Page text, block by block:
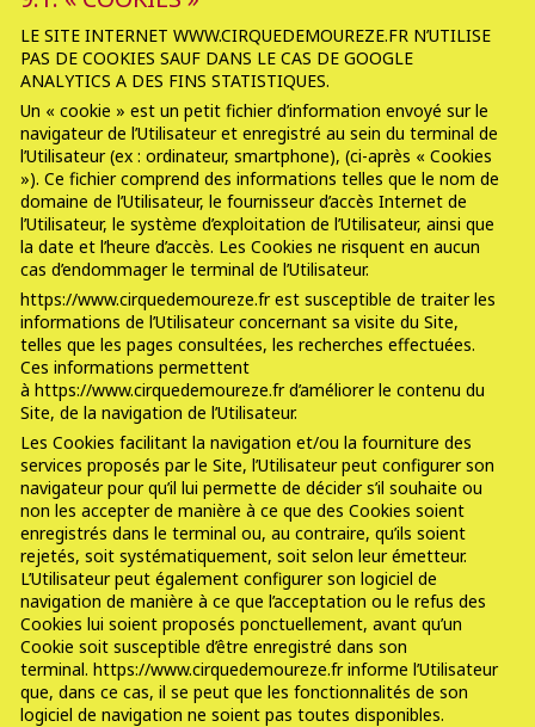
LE SITE INTERNET WWW.CIRQUEDEMOUREZE.FR N’UTILISE
PAS DE COOKIES SAUF DANS LE CAS DE GOOGLE
ANALYTICS A DES FINS STATISTIQUES.
Un « cookie » est un petit fichier d’information envoyé sur le
navigateur de l’Utilisateur et enregistré au sein du terminal de
l’Utilisateur (ex : ordinateur, smartphone), (ci-après « Cookies
»). Ce fichier comprend des informations telles que le nom de
domaine de l’Utilisateur, le fournisseur d’accès Internet de
l’Utilisateur, le système d’exploitation de l’Utilisateur, ainsi que
la date et l’heure d’accès. Les Cookies ne risquent en aucun
cas d’endommager le terminal de l’Utilisateur.
https://www.cirquedemoureze.fr est susceptible de traiter les
informations de l’Utilisateur concernant sa visite du Site,
telles que les pages consultées, les recherches effectuées.
Ces informations permettent
à https://www.cirquedemoureze.fr d’améliorer le contenu du
Site, de la navigation de l’Utilisateur.
Les Cookies facilitant la navigation et/ou la fourniture des
services proposés par le Site, l’Utilisateur peut configurer son
navigateur pour qu’il lui permette de décider s’il souhaite ou
non les accepter de manière à ce que des Cookies soient
enregistrés dans le terminal ou, au contraire, qu’ils soient
rejetés, soit systématiquement, soit selon leur émetteur.
L’Utilisateur peut également configurer son logiciel de
navigation de manière à ce que l’acceptation ou le refus des
Cookies lui soient proposés ponctuellement, avant qu’un
Cookie soit susceptible d’être enregistré dans son
terminal. https://www.cirquedemoureze.fr informe l’Utilisateur
que, dans ce cas, il se peut que les fonctionnalités de son
logiciel de navigation ne soient pas toutes disponibles.